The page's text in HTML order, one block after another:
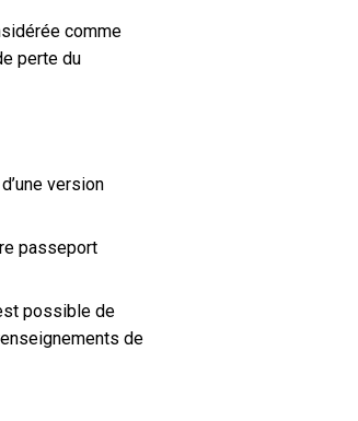
comme
perte du
version
passeport
possible de
de